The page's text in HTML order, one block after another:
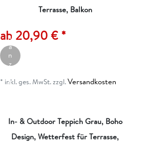
Terrasse, Balkon
ab 20,90 € *
ik
el
a
n
z
g
* inkl. ges. MwSt.zzgl.Versandkosten
In- & Outdoor Teppich Grau, Boho
Design, Wetterfest für Terrasse,